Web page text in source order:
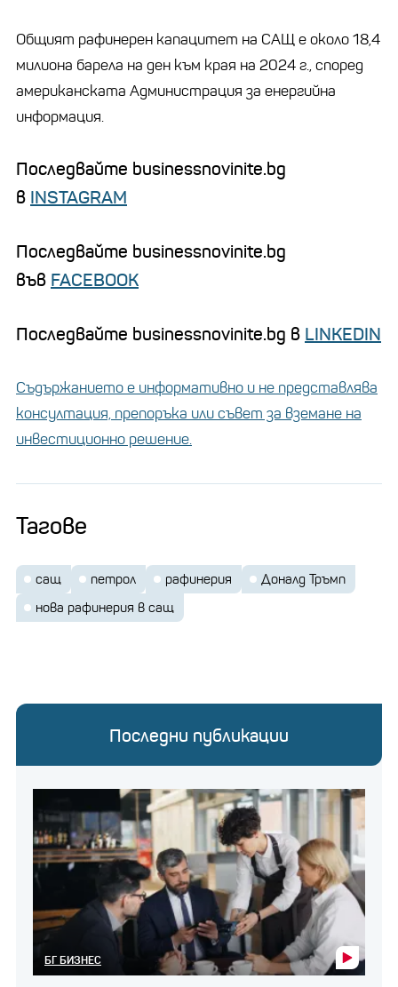
Общият рафинерен капацитет на САЩ е около 18,4
милиона барела на ден към края на 2024 г., според
американската Администрация за енергийна
информация.
Последвайте businessnovinite.bg
в INSTAGRAM
Последвайте businessnovinite.bg
във FACEBOOK
Последвайте businessnovinite.bg в LINKEDIN
Съдържанието е информативно и не представлява
консултация, препоръка или съвет за вземане на
инвестиционно решение.
Тагове
сащ петрол рафинерия
Доналд Тръмп
нова рафинерия в сащ
Последни публикации
БГ БИЗНЕС